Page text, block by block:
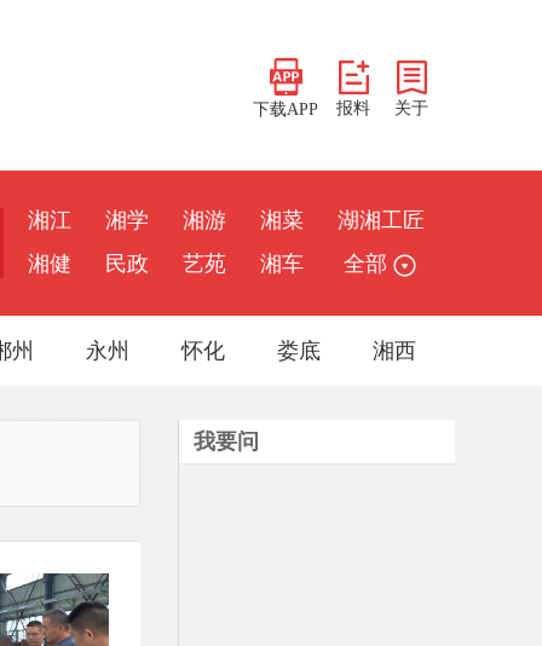
下载APP 报料 关于
湘江 湘学 湘游 湘菜
湖湘工匠
湘健
民政 艺苑 湘车 全部
州 永州 怀化 娄底 湘西
我要问